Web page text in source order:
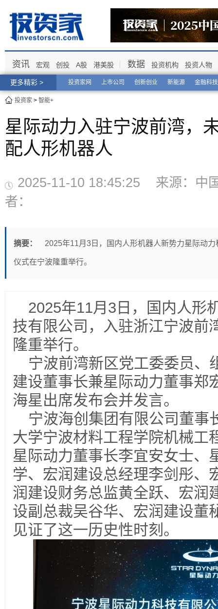
更多精彩 > 投资家网 上市公司 创新创业 新能源 金融科技
资讯 宏观 创投 A股 港美股 数据 投资机构 投资人物
投资家 > 智能+
星际动力入驻宁波前湾，
配人形机器人
2025-11-10 18:45:25 来源：中
者：
摘要： 2025年11月3日，国内人形机器人新势力星际动
仪式在宁波隆重举行。
2025年11月3日，国内人形
技有限公司，入驻浙江宁波前
隆重举行。
宁波前湾新区党工委委员、
建设董事长兼星际动力董事郑
海星出席发布会并发言。
宁波海创集团有限公司董事
大学宁波材料工程学院机械工
星际动力董事长李宜安女士、
学、宏润建设总经理李剑彤、
润建设财务总监黄全跃、宏润
设副总裁吴谷华、宏润建设董
见证了这一历史性时刻。